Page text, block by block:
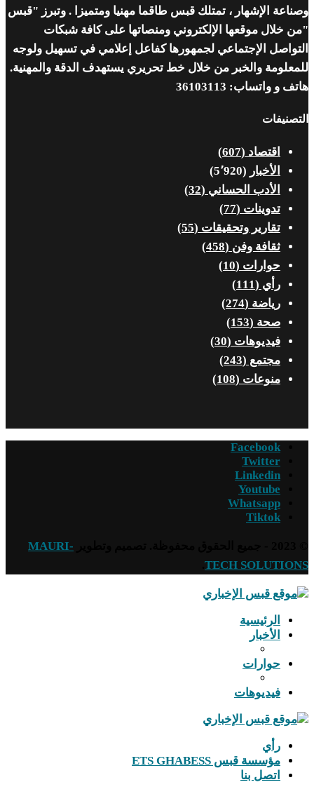
وصناعة الإشهار ، تمتلك قبس طاقما مهنيا ومتميزا . وتبرز "قبس
"من خلال موقعها الإلكتروني ومنصاتها على كافة شبكات
التواصل الإجتماعي لجمهورها كفاعل إعلامي في تسهيل ولوجه
للمعلومة والخبر من خلال خط تحريري يستهدف الدقة والمهنية.
هاتف و واتساب: 36103113
التصنيفات
اقتصاد (607)
الأخبار (5٬920)
الأدب الحساني (32)
تدوينات (77)
تقارير وتحقيقات (55)
ثقافة وفن (458)
حوارات (10)
رأي (111)
رياضة (274)
صحة (153)
فيديوهات (30)
مجتمع (243)
منوعات (108)
Facebook
Twitter
Linkedin
Youtube
Whatsapp
Tiktok
MAURI-
TECH SOLUTIONS
الرئيسية
الأخبار
حوارات
فيديوهات
رأي
مؤسسة قبس ETS GHABESS
اتصل بنا